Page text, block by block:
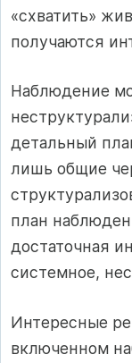
«схватить»
получаются
Наблюдение
детальный
лишь общие
план
достаточная
системное,
Интересные
включенном